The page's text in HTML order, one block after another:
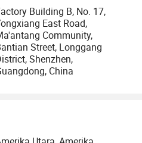
Building B, No. 17,
East Road,
Community,
Street, Longgang
Shenzhen,
China